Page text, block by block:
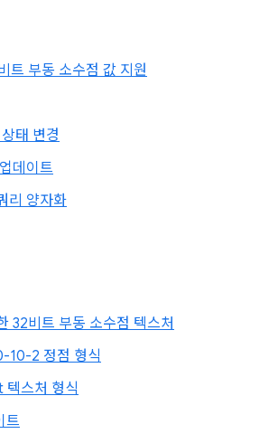
트 부동 소수점 값 지원
태 변경
데이트
리 양자화
32비트 부동 소수점 텍스처
10-2 정점 형식
스처 형식
트